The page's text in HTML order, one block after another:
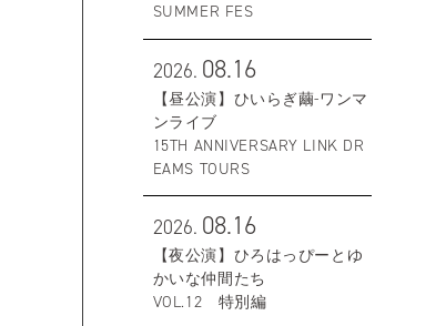
SUMMER FES
2026. 08.16
【昼公演】ひいらぎ繭-ワンマ
ンライブ
15TH ANNIVERSARY LINK DR
EAMS TOURS
2026. 08.16
【夜公演】ひろはっぴーとゆ
かいな仲間たち
VOL.12 特別編